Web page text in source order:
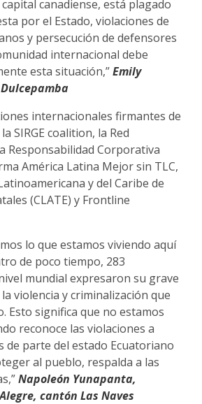
canadiense, está plagado
por el Estado, violaciones de
y persecución de defensores
internacional debe
esta situación,”Emily
internacionales firmantes de
SIRGE coalition, la Red
Responsabilidad Corporativa
América Latina Mejor sin TLC,
y del Caribe de
(CLATE) y Frontline
lo que estamos viviendo aquí
de poco tiempo, 283
mundial expresaron su grave
violencia y criminalización que
Esto significa que no estamos
reconoce las violaciones a
de parte del estado Ecuatoriano
al pueblo, respalda a las
Napoleón Yunapanta,
cantón Las Naves